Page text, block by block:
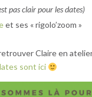
pas clair pour les dates)
et ses « rigolo’zoom »
Claire en
sont ici